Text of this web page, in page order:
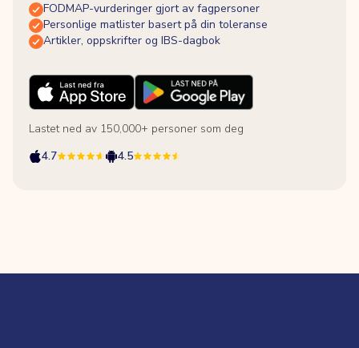
FODMAP-vurderinger gjort av fagpersoner
Personlige matlister basert på din toleranse
Artikler, oppskrifter og IBS-dagbok
Lastet ned av 150,000+ personer som deg
4.7
4.5